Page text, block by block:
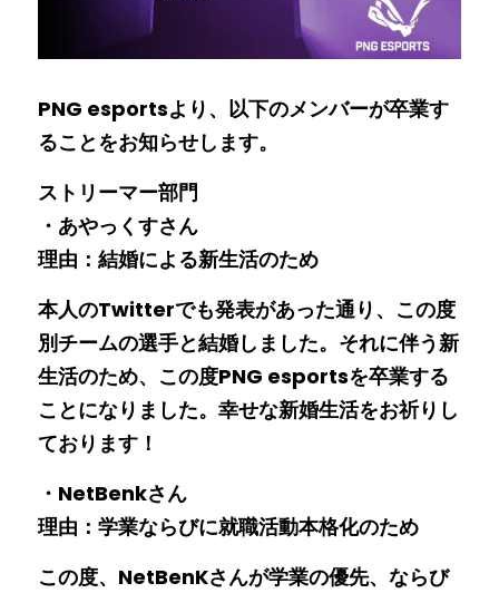
PNG esportsより、以下のメンバーが卒業す
ることをお知らせします。
ストリーマー部門
・あやっくすさん
理由：結婚による新生活のため
本人のTwitterでも発表があった通り、この度
別チームの選手と結婚しました。それに伴う新
生活のため、この度PNG esportsを卒業する
ことになりました。幸せな新婚生活をお祈りし
ております！
・NetBenkさん
理由：学業ならびに就職活動本格化のため
この度、NetBenKさんが学業の優先、ならび